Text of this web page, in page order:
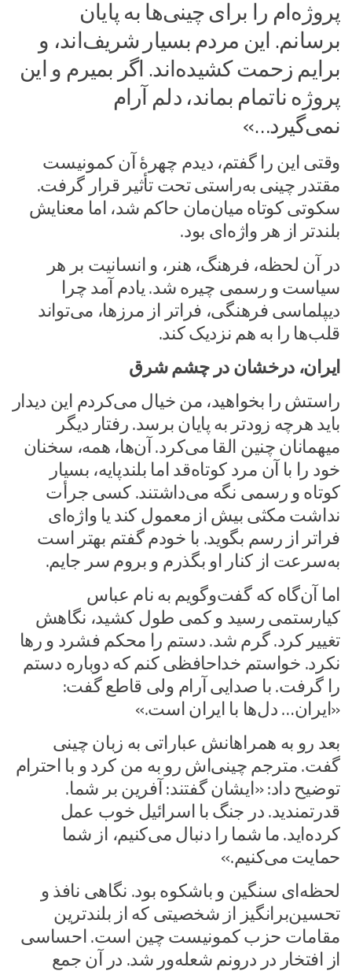
پروژه‌ام را برای چینی‌ها به پایان
برسانم. این مردم بسیار شریف‌اند، و
برایم زحمت کشیده‌اند. اگر بمیرم و این
پروژه ناتمام بماند، دلم آرام
نمی‌گیرد…»
وقتی این را گفتم، دیدم چهرهٔ آن کمونیست
مقتدر چینی به‌راستی تحت تأثیر قرار گرفت.
سکوتی کوتاه میان‌مان حاکم شد، اما معنایش
بلندتر از هر واژه‌ای بود.
در آن لحظه، فرهنگ، هنر، و انسانیت بر هر
سیاست و رسمی چیره شد. یادم آمد چرا
دیپلماسی فرهنگی، فراتر از مرزها، می‌تواند
قلب‌ها را به هم نزدیک کند.
ایران، درخشان در چشم شرق
راستش را بخواهید، من خیال می‌کردم این دیدار
باید هرچه زودتر به پایان برسد. رفتار دیگر
میهمانان چنین القا می‌کرد. آن‌ها، همه، سخنان
خود را با آن مرد کوتاه‌قد اما بلندپایه، بسیار
کوتاه و رسمی نگه می‌داشتند. کسی جرأت
نداشت مکثی بیش از معمول کند یا واژه‌ای
فراتر از رسم بگوید. با خودم گفتم بهتر است
به‌سرعت از کنار او بگذرم و بروم سر جایم.
اما آن‌گاه که گفت‌وگویم به نام عباس
کیارستمی رسید و کمی طول کشید، نگاهش
تغییر کرد. گرم شد. دستم را محکم فشرد و رها
نکرد. خواستم خداحافظی کنم که دوباره دستم
را گرفت. با صدایی آرام ولی قاطع گفت:
«ایران… دل‌ها با ایران است.»
بعد رو به همراهانش عباراتی به زبان چینی
گفت. مترجم چینی‌اش رو به من کرد و با احترام
توضیح داد: «ایشان گفتند: آفرین بر شما.
قدرتمندید. در جنگ با اسرائیل خوب عمل
کرده‌اید. ما شما را دنبال می‌کنیم، از شما
حمایت می‌کنیم.»
لحظه‌ای سنگین و باشکوه بود. نگاهی نافذ و
تحسین‌برانگیز از شخصیتی که از بلندترین
مقامات حزب کمونیست چین است. احساسی
از افتخار در درونم شعله‌ور شد. در آن جمع